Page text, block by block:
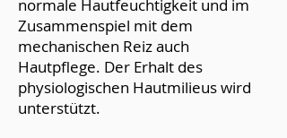
normale Hautfeuchtigkeit und im
Zusammenspiel mit dem
mechanischen Reiz auch
Hautpflege. Der Erhalt des
physiologischen Hautmilieus wird
unterstützt.